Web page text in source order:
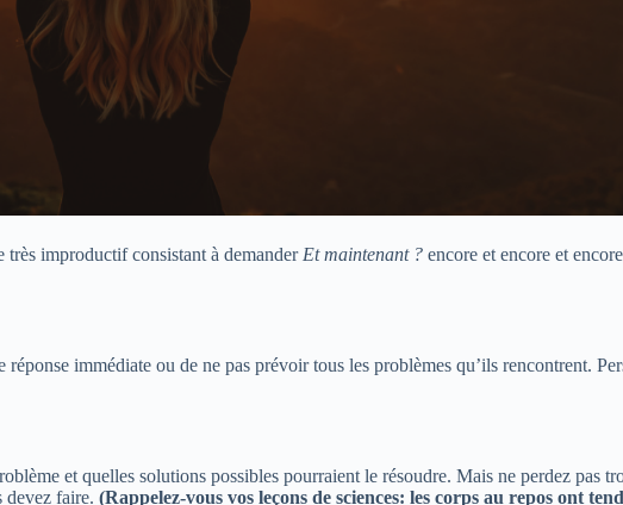
improductif consistant à demander Et maintenant ? encore et encore et
immédiate ou de ne pas prévoir tous les problèmes qu’ils rencontrent.
et quelles solutions possibles pourraient le résoudre. Mais ne perdez pas
devez faire. (Rappelez-vous vos leçons de sciences: les corps au repos ont